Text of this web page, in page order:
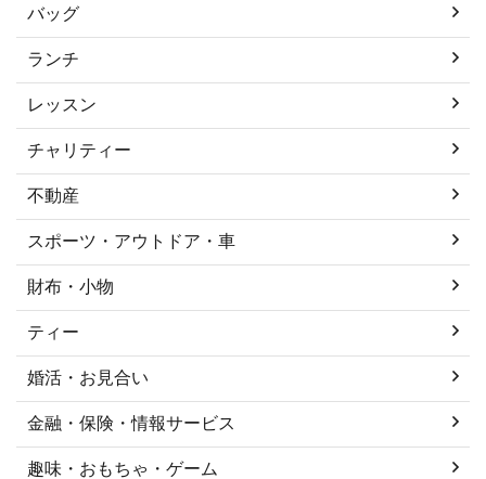
バッグ
ランチ
レッスン
チャリティー
不動産
スポーツ・アウトドア・車
財布・小物
ティー
婚活・お見合い
金融・保険・情報サービス
趣味・おもちゃ・ゲーム